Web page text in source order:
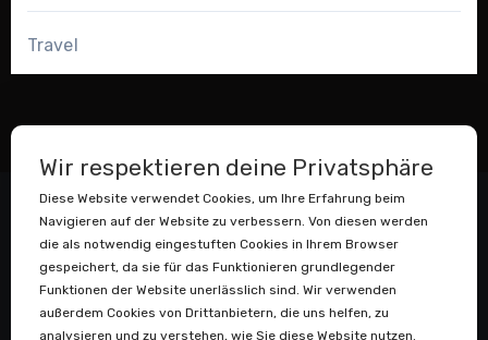
Travel
Wir respektieren deine Privatsphäre
Diese Website verwendet Cookies, um Ihre Erfahrung beim
Navigieren auf der Website zu verbessern. Von diesen werden
die als notwendig eingestuften Cookies in Ihrem Browser
gespeichert, da sie für das Funktionieren grundlegender
Funktionen der Website unerlässlich sind. Wir verwenden
außerdem Cookies von Drittanbietern, die uns helfen, zu
analysieren und zu verstehen, wie Sie diese Website nutzen.